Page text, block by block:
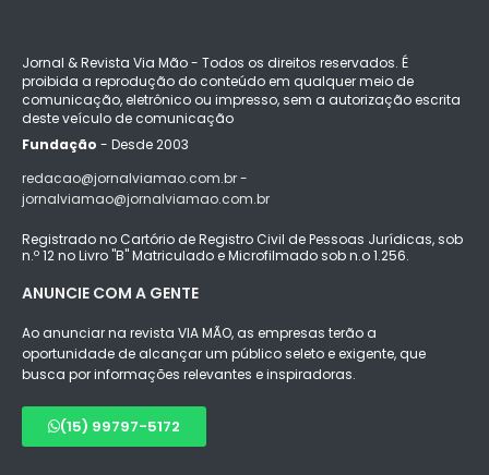
Jornal & Revista Via Mão - Todos os direitos reservados. É
proibida a reprodução do conteúdo em qualquer meio de
comunicação, eletrônico ou impresso, sem a autorização escrita
deste veículo de comunicação
Fundação - Desde 2003
redacao@jornalviamao.com.br -
jornalviamao@jornalviamao.com.br
Registrado no Cartório de Registro Civil de Pessoas Jurídicas, sob
n.º 12 no Livro "B" Matriculado e Microfilmado sob n.o 1.256.
ANUNCIE COM A GENTE
Ao anunciar na revista VIA MÃO, as empresas terão a
oportunidade de alcançar um público seleto e exigente, que
busca por informações relevantes e inspiradoras.
(15) 99797-5172